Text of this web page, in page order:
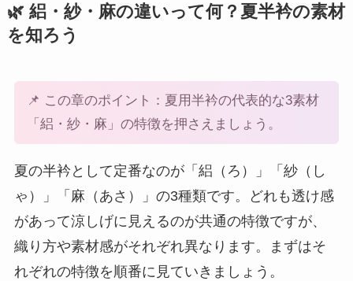
🌿 絽・紗・麻の違いって何？夏半衿の素材
を知ろう
📌 この章のポイント：夏用半衿の代表的な3素材
「絽・紗・麻」の特徴を押さえましょう。
夏の半衿として定番なのが「絽（ろ）」「紗（し
ゃ）」「麻（あさ）」の3種類です。どれも透け感
があって涼しげに見えるのが共通の特徴ですが、
織り方や素材感がそれぞれ異なります。まずはそ
れぞれの特徴を順番に見ていきましょう。